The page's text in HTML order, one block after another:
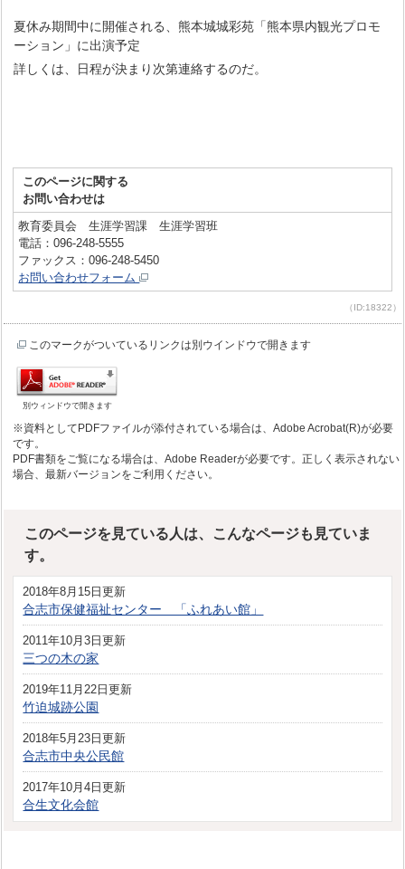
夏休み期間中に開催される、熊本城城彩苑「熊本県内観光プロモ
ーション」に出演予定
詳しくは、日程が決まり次第連絡するのだ。
このページに関する
お問い合わせは
教育委員会 生涯学習課 生涯学習班
電話：096-248-5555
ファックス：096-248-5450
お問い合わせフォーム
（ID:18322）
このマークがついているリンクは別ウインドウで開きます
別ウィンドウで開きます
※資料としてPDFファイルが添付されている場合は、Adobe Acrobat(R)が必要
です。
PDF書類をご覧になる場合は、Adobe Readerが必要です。正しく表示されない
場合、最新バージョンをご利用ください。
このページを見ている人は、こんなページも見ていま
す。
2018年8月15日更新
合志市保健福祉センター 「ふれあい館」
2011年10月3日更新
三つの木の家
2019年11月22日更新
竹迫城跡公園
2018年5月23日更新
合志市中央公民館
2017年10月4日更新
合生文化会館